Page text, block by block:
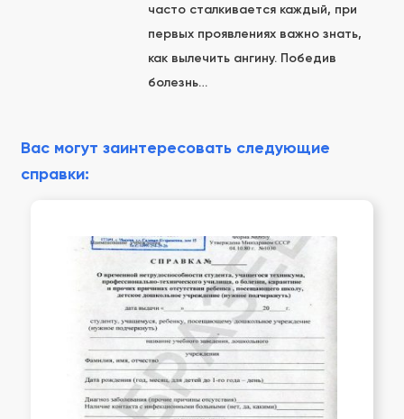
часто сталкивается каждый, при
первых проявлениях важно знать,
как вылечить ангину. Победив
болезнь…
Вас могут заинтересовать следующие
справки: